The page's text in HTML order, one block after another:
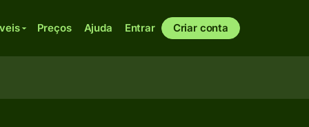
Preços Ajuda Entrar Criar conta